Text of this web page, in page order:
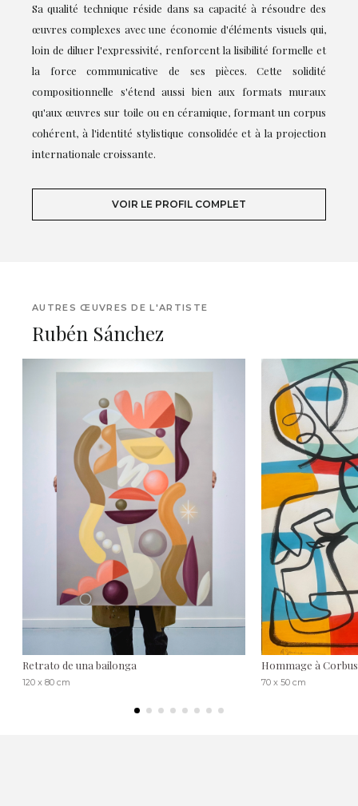
Sa qualité technique réside dans sa capacité à résoudre des
œuvres complexes avec une économie d'éléments visuels qui,
loin de diluer l'expressivité, renforcent la lisibilité formelle et
la force communicative de ses pièces. Cette solidité
compositionnelle s'étend aussi bien aux formats muraux
qu'aux œuvres sur toile ou en céramique, formant un corpus
cohérent, à l'identité stylistique consolidée et à la projection
internationale croissante.
VOIR LE PROFIL COMPLET
AUTRES ŒUVRES DE L'ARTISTE
Rubén Sánchez
Retrato de una bailonga
120 x 80 cm
Hommage à
70 x 50 cm